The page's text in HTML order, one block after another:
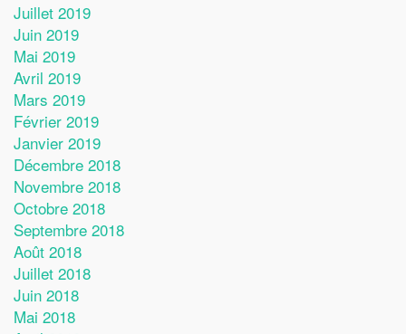
Juillet 2019
Juin 2019
Mai 2019
Avril 2019
Mars 2019
Février 2019
Janvier 2019
Décembre 2018
Novembre 2018
Octobre 2018
Septembre 2018
Août 2018
Juillet 2018
Juin 2018
Mai 2018